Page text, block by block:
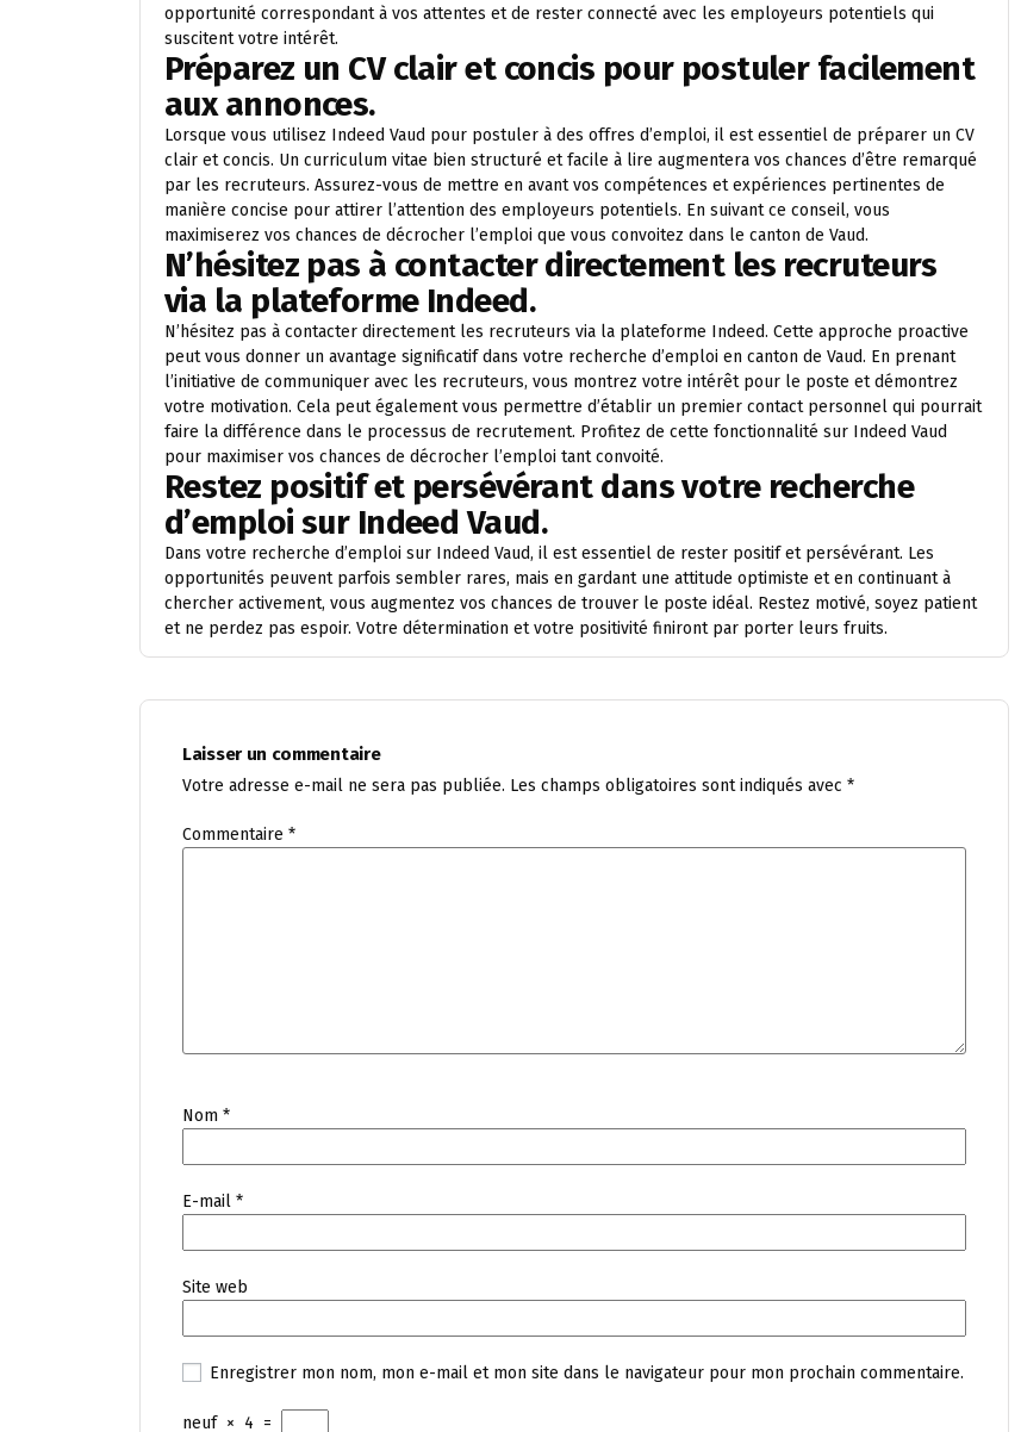
opportunité correspondant à vos attentes et de rester connecté avec les employeurs potentiels qui
suscitent votre intérêt.
Préparez un CV clair et concis pour postuler facilement
aux annonces.
Lorsque vous utilisez Indeed Vaud pour postuler à des offres d’emploi, il est essentiel de préparer un CV
clair et concis. Un curriculum vitae bien structuré et facile à lire augmentera vos chances d’être remarqué
par les recruteurs. Assurez-vous de mettre en avant vos compétences et expériences pertinentes de
manière concise pour attirer l’attention des employeurs potentiels. En suivant ce conseil, vous
maximiserez vos chances de décrocher l’emploi que vous convoitez dans le canton de Vaud.
N’hésitez pas à contacter directement les recruteurs
via la plateforme Indeed.
N’hésitez pas à contacter directement les recruteurs via la plateforme Indeed. Cette approche proactive
peut vous donner un avantage significatif dans votre recherche d’emploi en canton de Vaud. En prenant
l’initiative de communiquer avec les recruteurs, vous montrez votre intérêt pour le poste et démontrez
votre motivation. Cela peut également vous permettre d’établir un premier contact personnel qui pourrait
faire la différence dans le processus de recrutement. Profitez de cette fonctionnalité sur Indeed Vaud
pour maximiser vos chances de décrocher l’emploi tant convoité.
Restez positif et persévérant dans votre recherche
d’emploi sur Indeed Vaud.
Dans votre recherche d’emploi sur Indeed Vaud, il est essentiel de rester positif et persévérant. Les
opportunités peuvent parfois sembler rares, mais en gardant une attitude optimiste et en continuant à
chercher activement, vous augmentez vos chances de trouver le poste idéal. Restez motivé, soyez patient
et ne perdez pas espoir. Votre détermination et votre positivité finiront par porter leurs fruits.
Laisser un commentaire
Votre adresse e-mail ne sera pas publiée. Les champs obligatoires sont indiqués avec *
Commentaire *
Nom *
E-mail *
Site web
Enregistrer mon nom, mon e-mail et mon site dans le navigateur pour mon prochain commentaire.
neuf × 4 =